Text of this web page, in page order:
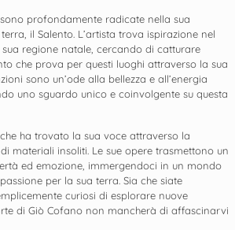
profondamente radicate nella sua
il Salento. L’artista trova ispirazione nel
regione natale, cercando di catturare
che prova per questi luoghi attraverso la sua
sono un’ode alla bellezza e all’energia
uno sguardo unico e coinvolgente su questa
ha trovato la sua voce attraverso la
materiali insoliti. Le sue opere trasmettono un
ed emozione, immergendoci in un mondo
per la sua terra. Sia che siate
curiosi di esplorare nuove
di Giò Cofano non mancherà di affascinarvi